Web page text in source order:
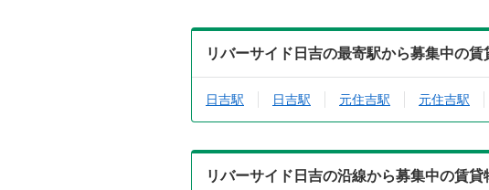
リバーサイド日吉の最寄駅から募集中の賃
日吉駅 日吉駅 元住吉駅 元住吉駅
リバーサイド日吉の沿線から募集中の賃貸